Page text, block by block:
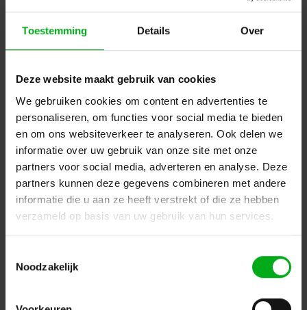
Toestemming Details Over
Deze website maakt gebruik van cookies
We gebruiken cookies om content en advertenties te
personaliseren, om functies voor social media te bieden
en om ons websiteverkeer te analyseren. Ook delen we
informatie over uw gebruik van onze site met onze
partners voor social media, adverteren en analyse. Deze
partners kunnen deze gegevens combineren met andere
informatie die u aan ze heeft verstrekt of die ze hebben
verzameld op basis van uw gebruik van hun services.
Noodzakelijk
Neutrik | NLRR | kabelreductiering speakon NL4FX d=5-
Neutrik | NLRR
Verwachtte levertijd 7-14 werkdagen
Login voor prijzen
Zaandam
Volg ons op Instagram